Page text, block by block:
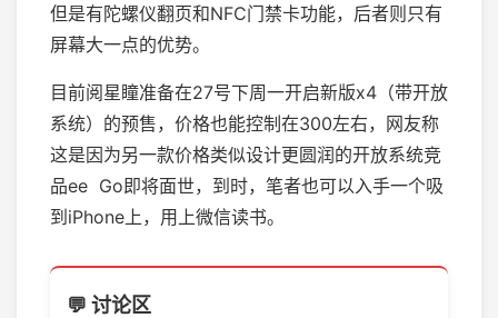
但是有陀螺仪翻页和NFC门禁卡功能，后者则只有
屏幕大一点的优势。
目前阅星瞳准备在27号下周一开启新版x4（带开放
系统）的预售，价格也能控制在300左右，网友称
这是因为另一款价格类似设计更圆润的开放系统竞
品ee Go即将面世，到时，笔者也可以入手一个吸
到iPhone上，用上微信读书。
💬 讨论区